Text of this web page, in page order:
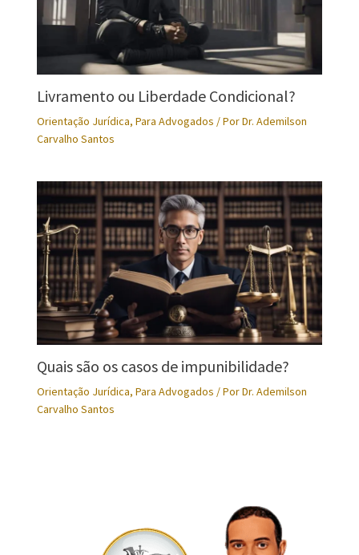
Livramento ou Liberdade Condicional?
Orientação Jurídica, Para Advogados / PorDr. Ademilson
Carvalho Santos
Quais são os casos de impunibilidade?
Orientação Jurídica, Para Advogados / PorDr. Ademilson
Carvalho Santos